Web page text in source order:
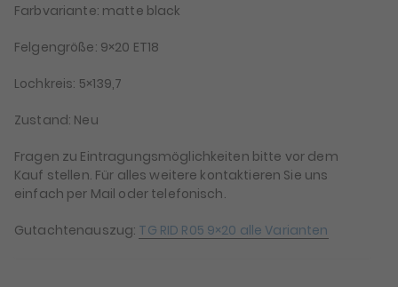
Farbvariante: matte black
Felgengröße: 9×20 ET18
Lochkreis: 5×139,7
Zustand: Neu
Fragen zu Eintragungsmöglichkeiten bitte vor dem
Kauf stellen. Für alles weitere kontaktieren Sie uns
einfach per Mail oder telefonisch.
Gutachtenauszug: TG RID R05 9×20 alle Varianten